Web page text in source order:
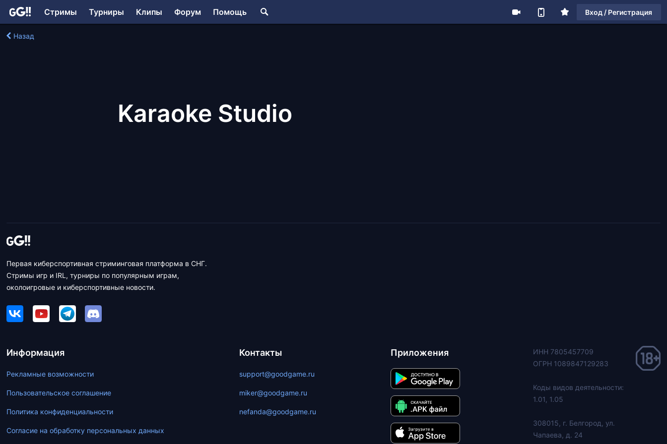
Стримы Турниры Клипы Форум Помощь Вход / Регистрация
Назад
Karaoke Studio
Первая киберспортивная стриминговая платформа в СНГ.
Стримы игр и IRL, турниры по популярным играм,
околоигровые и киберспортивные новости.
Информация
Рекламные возможности
Пользовательское соглашение
Политика конфиденциальности
Согласие на обработку персональных данных
Контакты
support@goodgame.ru
miker@goodgame.ru
nefanda@goodgame.ru
Приложения
ИНН 7805457709
ОГРН 1089847129283
Коды видов деятельности:
1.01, 1.05
308015, г. Белгород, ул.
Чапаева, д. 24